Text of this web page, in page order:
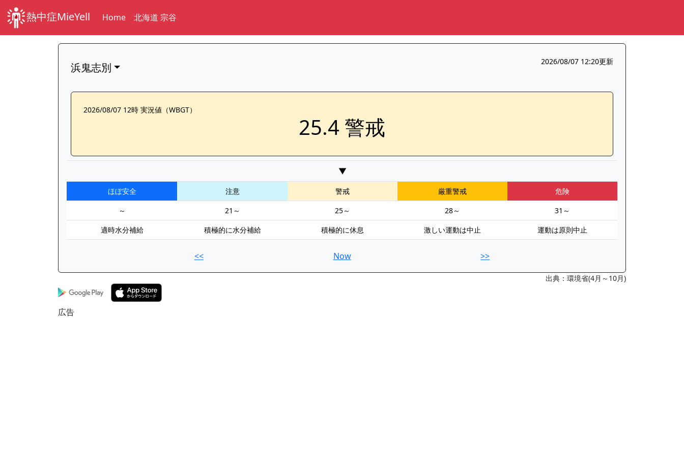
熱中症MieYell Home 北海道 宗谷
浜鬼志別 2026/08/07 12:20更新
2026/08/07 12時 実況値（WBGT）
25.4 警戒
▼
ほぼ安全 注意 警戒 厳重警戒
危険
～
21～ 25～ 28～
31～
適時水分補給
積極的に水分補給 積極的に休息 激しい運動は中止 運動は原則中止
<< Now >>
出典：環境省(4月～10月)
広告